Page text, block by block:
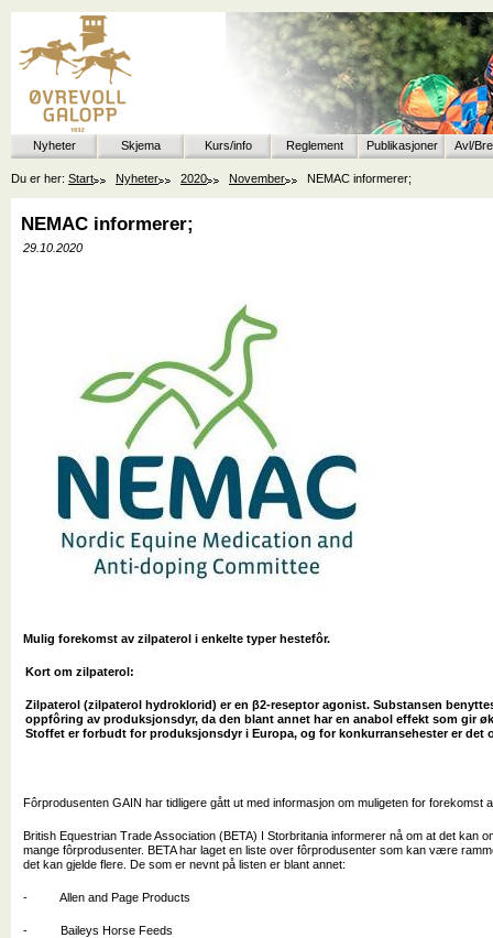
Nyheter Skjema Kurs/info Reglement Publikasjoner Avl/
Du er her: Start Nyheter 2020 November NEMAC informerer;
NEMAC informerer;
29.10.2020
Mulig forekomst av zilpaterol i enkelte typer hestefôr.
Kort om zilpaterol:
Zilpaterol (zilpaterol hydroklorid) er en β2-reseptor agonist. Substansen
oppfôring av produksjonsdyr, da den blant annet har en anabol effekt som gir
Stoffet er forbudt for produksjonsdyr i Europa, og for konkurransehester er det
Fôrprodusenten GAIN har tidligere gått ut med informasjon om muligeten for forekomst
British Equestrian Trade Association (BETA) I Storbritania informerer nå om at det kan
mange fôrprodusenter. BETA har laget en liste over fôrprodusenter som kan være
det kan gjelde flere. De som er nevnt på listen er blant annet:
- Allen and Page Products
- Baileys Horse Feeds